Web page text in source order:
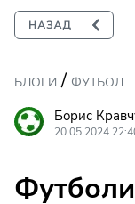
БЛОГИ / ФУТБОЛ
Борис
20.05.2024